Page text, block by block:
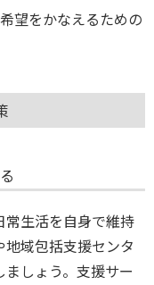
望をかなえるための
常生活を自身で維持
域包括支援センタ
しょう。支援サー